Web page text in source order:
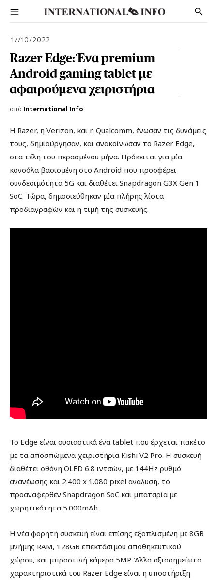
17/10/2022
Razer Edge: Ένα premium
Android gaming tablet με
αφαιρούμενα χειριστήρια
από International Info
Η Razer, η Verizon, και η Qualcomm, ένωσαν τις δυνάμεις
τους, δημιούργησαν, και ανακοίνωσαν το Razer Edge,
στα τέλη του περασμένου μήνα. Πρόκειται για μία
κονσόλα βασισμένη στο Android που προσφέρει
συνδεσιμότητα 5G και διαθέτει Snapdragon G3X Gen 1
SoC. Τώρα, δημοσιεύθηκαν μία πλήρης λίστα
προδιαγραφών και η τιμή της συσκευής.
Το Edge είναι ουσιαστικά ένα tablet που έρχεται πακέτο
με τα αποσπώμενα χειριστήρια Kishi V2 Pro. Η συσκευή
διαθέτει οθόνη OLED 6.8 ιντσών, με 144Hz ρυθμό
ανανέωσης και 2.400 x 1.080 pixel ανάλυση, το
προαναφερθέν Snapdragon SoC και μπαταρία με
χωρητικότητα 5.000mAh.
Η νέα φορητή συσκευή είναι επίσης εξοπλισμένη με 8GB
μνήμης RAM, 128GB επεκτάσιμου αποθηκευτικού
χώρου, και μπροστινή κάμερα 5MP. Άλλα αξιοσημείωτα
χαρακτηριστικά του Razer Edge είναι η υποστήριξη